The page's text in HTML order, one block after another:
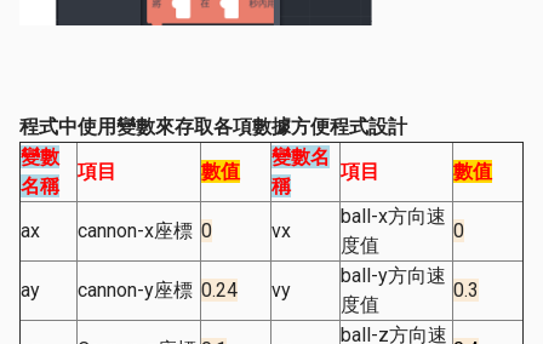
程式中使用變數來存取各項數據方便程式設計
變數
名稱
項目 數值
變數名
稱
項目 數值
ax cannon-x座標 0 vx
ball-x方向速
度值
0
ay cannon-y座標 0.24 vy
ball-y方向速
度值
0.3
ball-z方向速